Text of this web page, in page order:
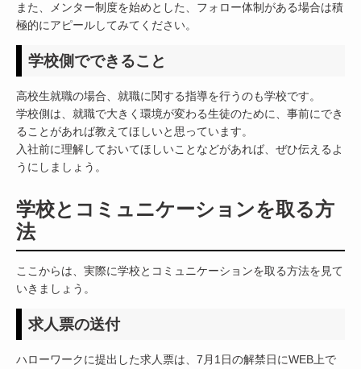
また、メンター制度を始めとした、フォロー体制がある場合は積
極的にアピールしてみてください。
学校側でできること
高校生就職の場合、就職に関する指導を行うのも学校です。
学校側は、就職で大きく環境が変わる生徒のために、事前にでき
ることがあれば教えてほしいと思っています。
入社前に理解しておいてほしいことなどがあれば、ぜひ伝えるよ
うにしましょう。
学校とコミュニケーションを取る方
法
ここからは、実際に学校とコミュニケーションを取る方法を見て
いきましょう。
求人票の送付
ハローワークに提出した求人票は、7月1日の解禁日にWEB上で